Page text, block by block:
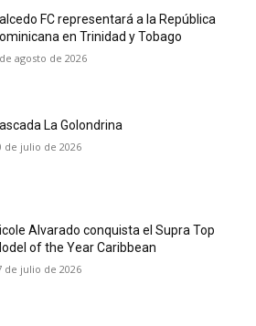
FC representará a la República
en Trinidad y Tobago
agosto de 2026
La Golondrina
de julio de 2026
Alvarado conquista el Supra Top
of the Year Caribbean
de julio de 2026